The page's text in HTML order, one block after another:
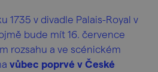
1735 v divadle Palais-Royal v
bude mít 16. července
rozsahu a ve scénickém
vůbec poprvé v České